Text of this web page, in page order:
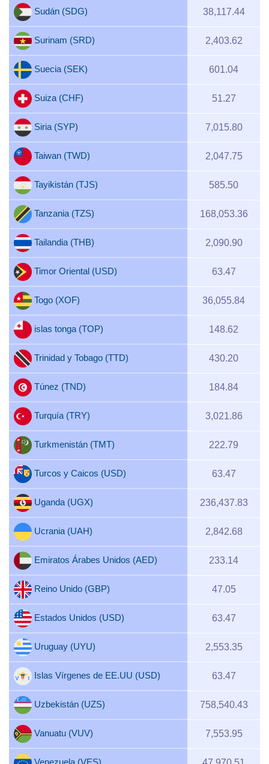
Sudán (SDG) 38,117.44
Surinam (SRD) 2,403.62
Suecia (SEK) 601.04
Suiza (CHF) 51.27
Siria (SYP) 7,015.80
Taiwan (TWD) 2,047.75
Tayikistán (TJS) 585.50
Tanzania (TZS) 168,053.36
Tailandia (THB) 2,090.90
Timor Oriental (USD) 63.47
Togo (XOF) 36,055.84
islas tonga (TOP) 148.62
Trinidad y Tobago (TTD) 430.20
Túnez (TND) 184.84
Turquía (TRY) 3,021.86
Turkmenistán (TMT) 222.79
Turcos y Caicos (USD) 63.47
Uganda (UGX) 236,437.83
Ucrania (UAH) 2,842.68
Emiratos Árabes Unidos (AED) 233.14
Reino Unido (GBP) 47.05
Estados Unidos (USD) 63.47
Uruguay (UYU) 2,553.35
Islas Vírgenes de EE.UU (USD) 63.47
Uzbekistán (UZS) 758,540.43
Vanuatu (VUV) 7,553.95
Venezuela (VES)